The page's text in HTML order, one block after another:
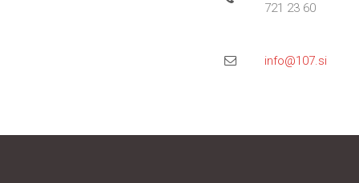
721 23 60
info@107.si